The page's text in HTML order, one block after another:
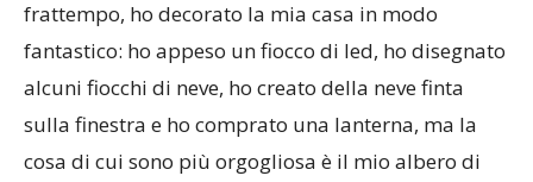
frattempo, ho decorato la mia casa in modo
fantastico: ho appeso un fiocco di led, ho disegnato
alcuni fiocchi di neve, ho creato della neve finta
sulla finestra e ho comprato una lanterna, ma la
cosa di cui sono più orgogliosa è il mio albero di